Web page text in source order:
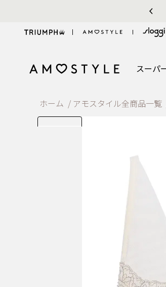
スーパ
ホーム アモスタイル全商品一覧